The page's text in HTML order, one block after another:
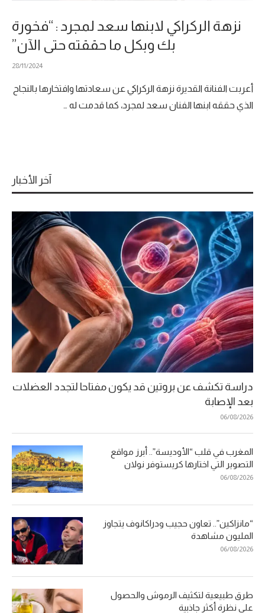
نزهة الركراكي لابنها سعد لمجرد : “فخورة
بك وبكل ما حققته حتى الآن”
28/11/2024
أعربت الفنانة القديرة نزهة الركراكي عن سعادتها وافتخارها بالنجاح
الذي حققه ابنها الفنان سعد لمجرد، كما قدمت له …
آخر الأخبار
دراسة تكشف عن بروتين قد يكون مفتاحا لتجدد العضلات
بعد الإصابة
06/08/2026
المغرب في قلب “الأوديسة”.. أبرز مواقع
التصوير التي اختارها كريستوفر نولان
06/08/2026
“مانزاكين”.. تعاون حجيب ودراكانوف يتجاوز
المليون مشاهدة
06/08/2026
طرق طبيعية لتكثيف الرموش والحصول
على نظرة أكثر جاذبية